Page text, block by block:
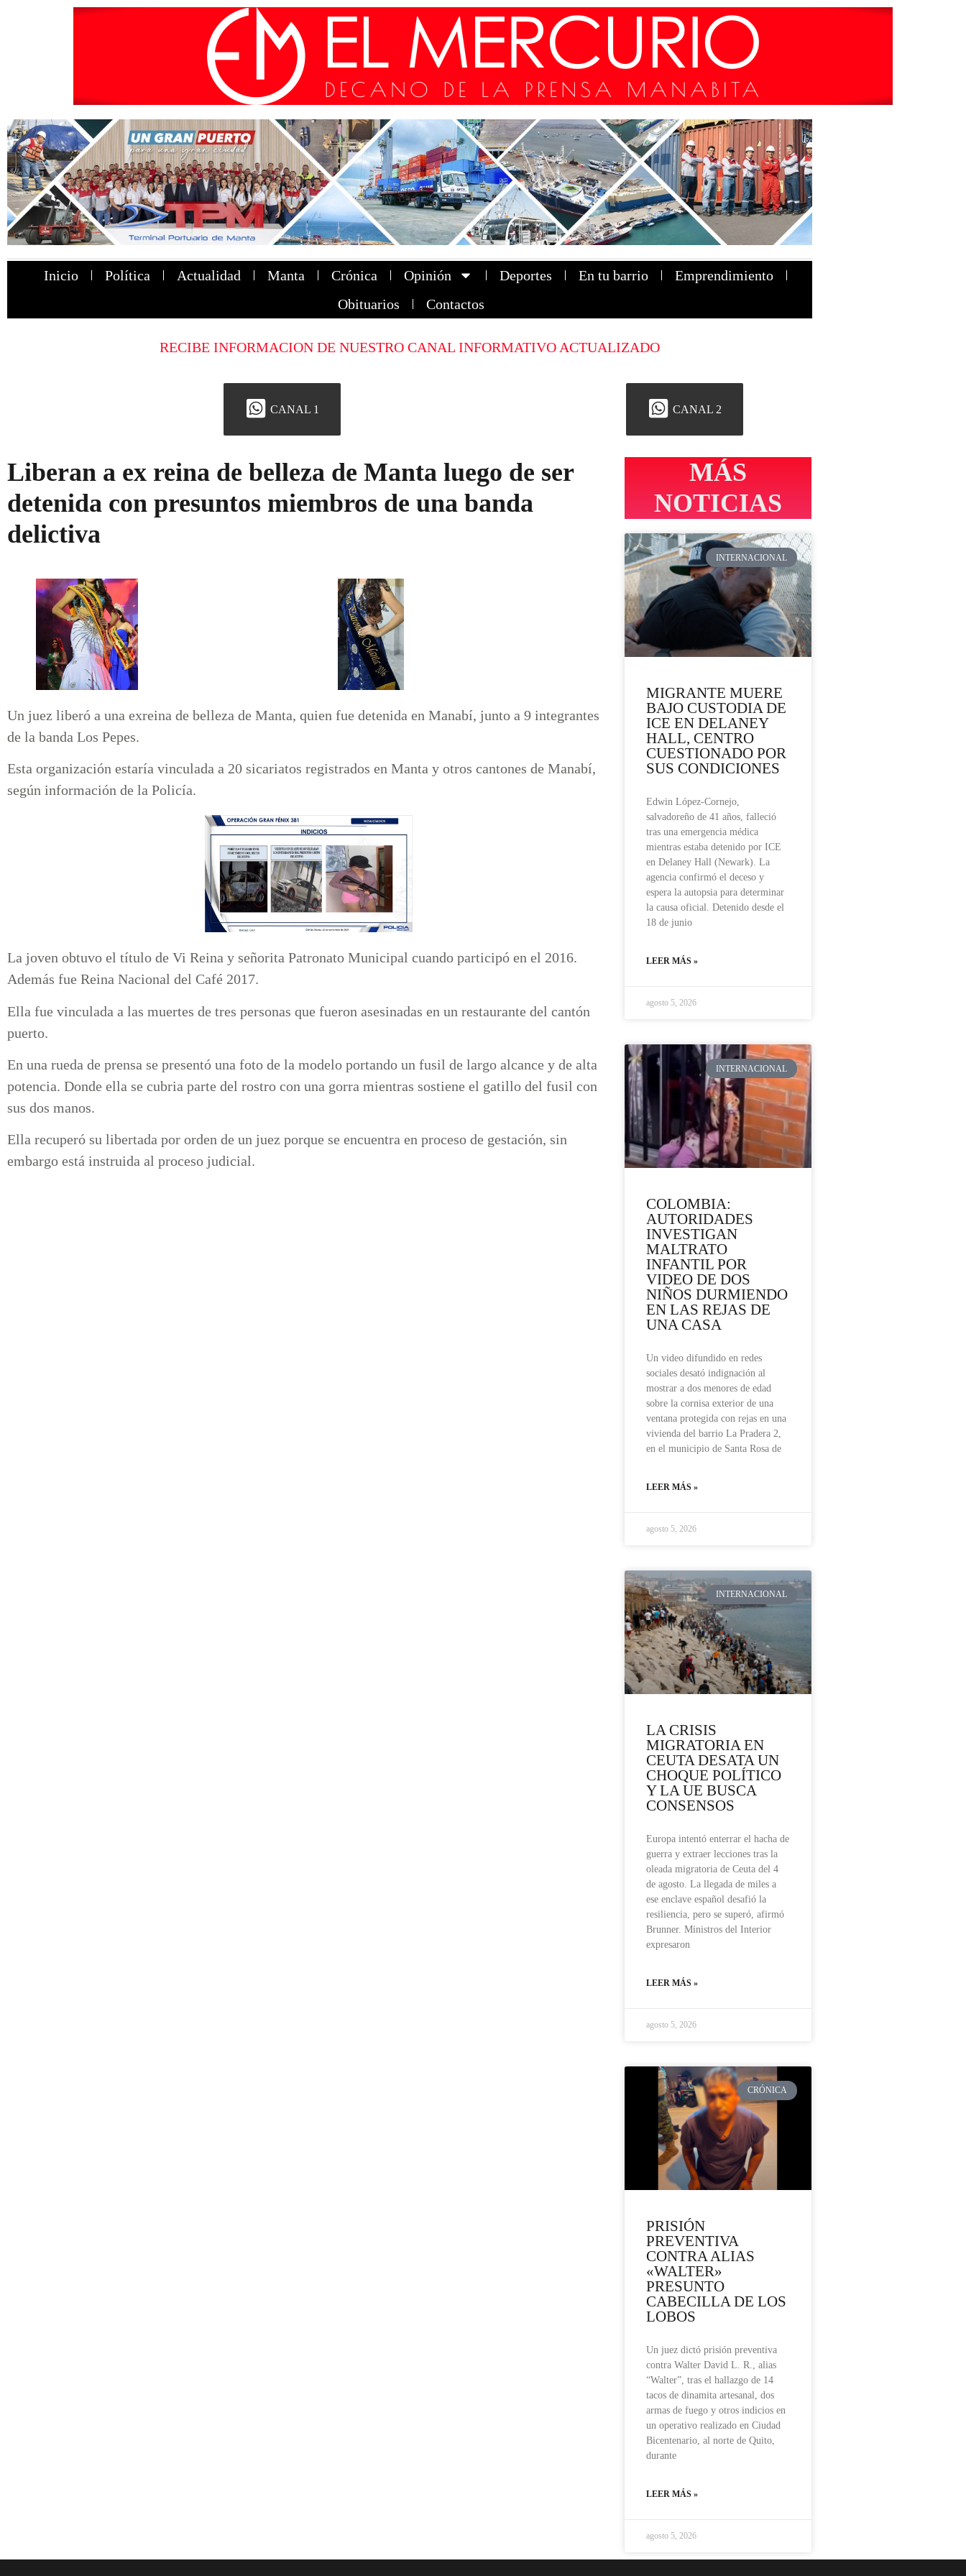
Inicio Política Actualidad Manta Crónica Opinión Deportes En tu barrio
Emprendimiento
Obituarios
Contactos
RECIBE INFORMACION DE NUESTRO CANAL INFORMATIVO ACTUALIZADO
CANAL 1 CANAL 2
Liberan a ex reina de belleza de Manta luego de ser
detenida con presuntos miembros de una banda
delictiva
Un juez liberó a una exreina de belleza de Manta, quien fue detenida en Manabí, junto a 9 integrantes
de la banda Los Pepes.
Esta organización estaría vinculada a 20 sicariatos registrados en Manta y otros cantones de Manabí,
según información de la Policía.
La joven obtuvo el título de Vi Reina y señorita Patronato Municipal cuando participó en el 2016.
Además fue Reina Nacional del Café 2017.
Ella fue vinculada a las muertes de tres personas que fueron asesinadas en un restaurante del cantón
puerto.
En una rueda de prensa se presentó una foto de la modelo portando un fusil de largo alcance y de alta
potencia. Donde ella se cubria parte del rostro con una gorra mientras sostiene el gatillo del fusil con
sus dos manos.
Ella recuperó su libertada por orden de un juez porque se encuentra en proceso de gestación, sin
embargo está instruida al proceso judicial.
MÁS
NOTICIAS
INTERNACIONAL
MIGRANTE MUERE
BAJO CUSTODIA DE
ICE EN DELANEY
HALL, CENTRO
CUESTIONADO POR
SUS CONDICIONES
Edwin López-Cornejo,
salvadoreño de 41 años, falleció
tras una emergencia médica
mientras estaba detenido por ICE
en Delaney Hall (Newark). La
agencia confirmó el deceso y
espera la autopsia para determinar
la causa oficial. Detenido desde el
18 de junio
LEER MÁS »
agosto 5, 2026
INTERNACIONAL
COLOMBIA:
AUTORIDADES
INVESTIGAN
MALTRATO
INFANTIL POR
VIDEO DE DOS
NIÑOS DURMIENDO
EN LAS REJAS DE
UNA CASA
Un video difundido en redes
sociales desató indignación al
mostrar a dos menores de edad
sobre la cornisa exterior de una
ventana protegida con rejas en una
vivienda del barrio La Pradera 2,
en el municipio de Santa Rosa de
LEER MÁS »
agosto 5, 2026
INTERNACIONAL
LA CRISIS
MIGRATORIA EN
CEUTA DESATA UN
CHOQUE POLÍTICO
Y LA UE BUSCA
CONSENSOS
Europa intentó enterrar el hacha de
guerra y extraer lecciones tras la
oleada migratoria de Ceuta del 4
de agosto. La llegada de miles a
ese enclave español desafió la
resiliencia, pero se superó, afirmó
Brunner. Ministros del Interior
expresaron
LEER MÁS »
agosto 5, 2026
CRÓNICA
PRISIÓN
PREVENTIVA
CONTRA ALIAS
«WALTER»
PRESUNTO
CABECILLA DE LOS
LOBOS
Un juez dictó prisión preventiva
contra Walter David L. R., alias
“Walter”, tras el hallazgo de 14
tacos de dinamita artesanal, dos
armas de fuego y otros indicios en
un operativo realizado en Ciudad
Bicentenario, al norte de Quito,
durante
LEER MÁS »
agosto 5, 2026